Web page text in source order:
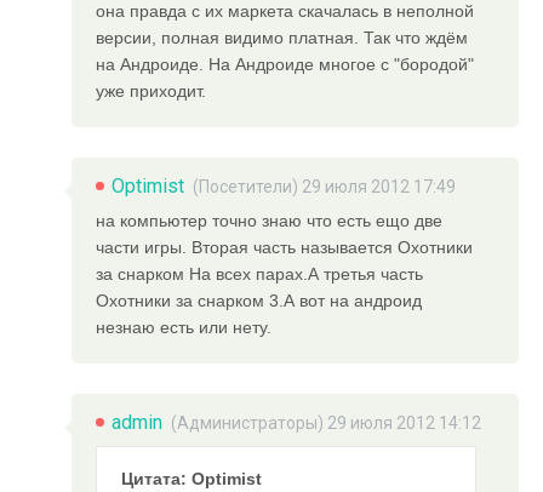
она правда с их маркета скачалась в неполной
версии, полная видимо платная. Так что ждём
на Андроиде. На Андроиде многое с "бородой"
уже приходит.
Optimist (Посетители) 29 июля 2012 17:49
на компьютер точно знаю что есть ещо две
части игры. Вторая часть называется Охотники
за снарком На всех парах.А третья часть
Охотники за снарком 3.А вот на андроид
незнаю есть или нету.
admin (Администраторы) 29 июля 2012 14:12
Цитата: Optimist